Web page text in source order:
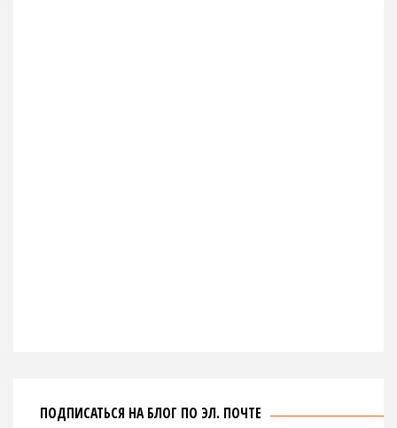
ПОДПИСАТЬСЯ НА БЛОГ ПО ЭЛ. ПОЧТЕ